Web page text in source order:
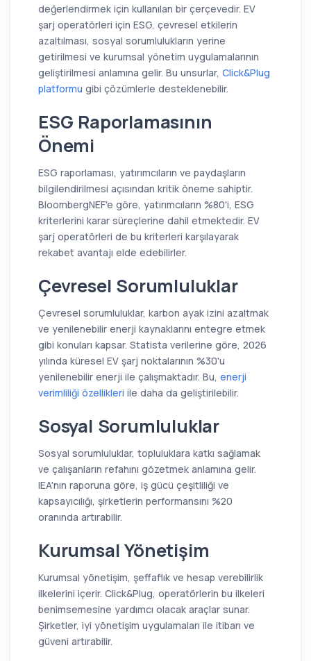
değerlendirmek için kullanılan bir çerçevedir. EV
şarj operatörleri için ESG, çevresel etkilerin
azaltılması, sosyal sorumlulukların yerine
getirilmesi ve kurumsal yönetim uygulamalarının
geliştirilmesi anlamına gelir. Bu unsurlar, Click&Plug
platformu gibi çözümlerle desteklenebilir.
ESG Raporlamasının
Önemi
ESG raporlaması, yatırımcıların ve paydaşların
bilgilendirilmesi açısından kritik öneme sahiptir.
BloombergNEF'e göre, yatırımcıların %80'i, ESG
kriterlerini karar süreçlerine dahil etmektedir. EV
şarj operatörleri de bu kriterleri karşılayarak
rekabet avantajı elde edebilirler.
Çevresel Sorumluluklar
Çevresel sorumluluklar, karbon ayak izini azaltmak
ve yenilenebilir enerji kaynaklarını entegre etmek
gibi konuları kapsar. Statista verilerine göre, 2026
yılında küresel EV şarj noktalarının %30'u
yenilenebilir enerji ile çalışmaktadır. Bu, enerji
verimliliği özellikleri ile daha da geliştirilebilir.
Sosyal Sorumluluklar
Sosyal sorumluluklar, topluluklara katkı sağlamak
ve çalışanların refahını gözetmek anlamına gelir.
IEA'nın raporuna göre, iş gücü çeşitliliği ve
kapsayıcılığı, şirketlerin performansını %20
oranında artırabilir.
Kurumsal Yönetişim
Kurumsal yönetişim, şeffaflık ve hesap verebilirlik
ilkelerini içerir. Click&Plug, operatörlerin bu ilkeleri
benimsemesine yardımcı olacak araçlar sunar.
Şirketler, iyi yönetişim uygulamaları ile itibarı ve
güveni artırabilir.